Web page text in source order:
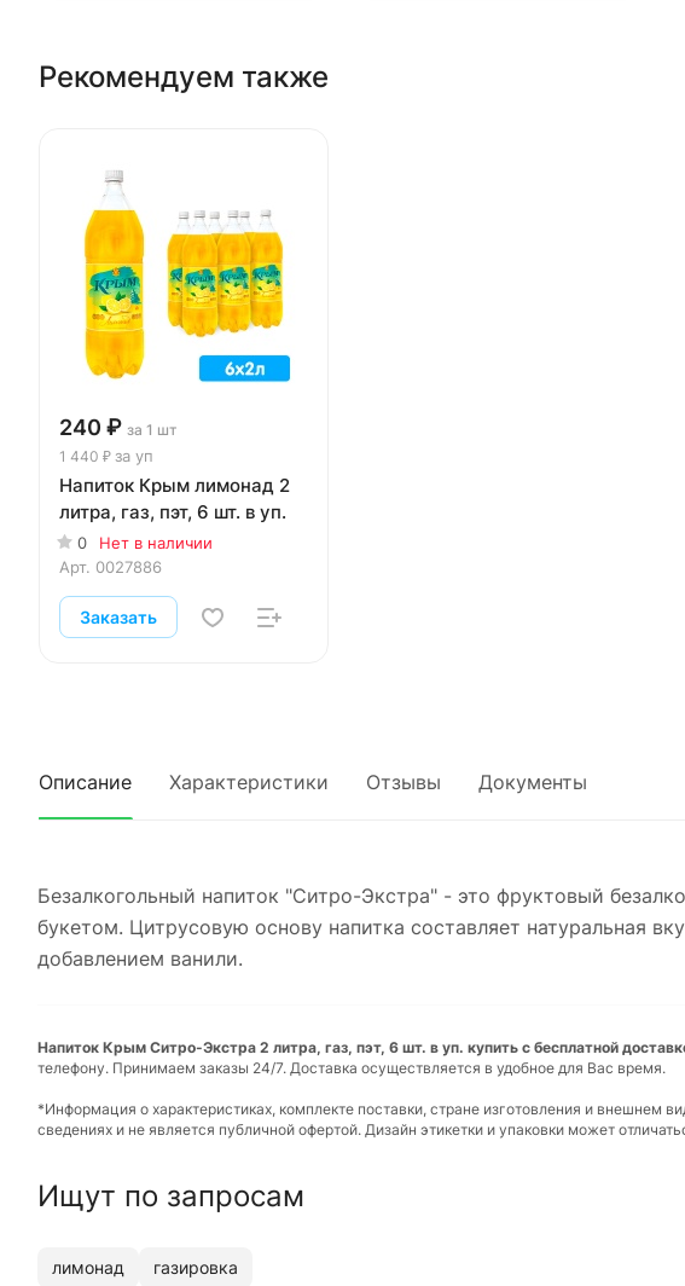
Рекомендуем также
240 ₽ за 1 шт
1 440 ₽ за уп
Напиток Крым лимонад 2
литра, газ, пэт, 6 шт. в уп.
0
Нет в наличии
Арт. 0027886
Заказать
Описание Характеристики Отзывы Документы
Безалкогольный напиток "Ситро-Экстра" - это фруктовый
букетом. Цитрусовую основу напитка составляет натуральная
добавлением ванили.
Напиток Крым Ситро-Экстра 2 литра, газ, пэт, 6 шт. в уп. купить с бесплатной
телефону. Принимаем заказы 24/7. Доставка осуществляется в удобное для Вас время.
*Информация о характеристиках, комплекте поставки, стране изготовления и внешнем
сведениях и не является публичной офертой. Дизайн этикетки и упаковки может
Ищут по запросам
лимонад газировка